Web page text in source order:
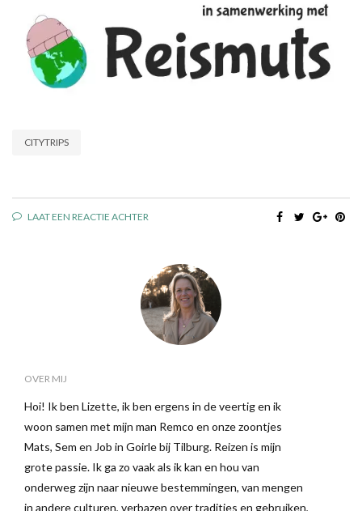
CITYTRIPS
LAAT EEN REACTIE ACHTER
OVER MIJ
Hoi! Ik ben Lizette, ik ben ergens in de veertig en ik
woon samen met mijn man Remco en onze zoontjes
Mats, Sem en Job in Goirle bij Tilburg. Reizen is mijn
grote passie. Ik ga zo vaak als ik kan en hou van
onderweg zijn naar nieuwe bestemmingen, van mengen
in andere culturen, verbazen over tradities en gebruiken,